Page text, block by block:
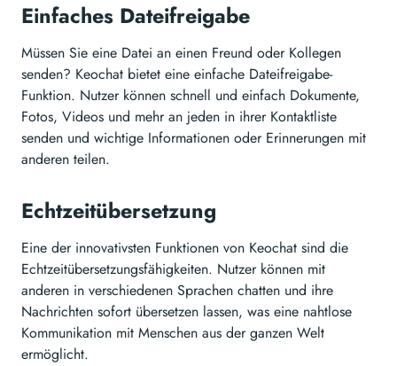
Einfaches Dateifreigabe
Müssen Sie eine Datei an einen Freund oder Kollegen
senden? Keochat bietet eine einfache Dateifreigabe-
Funktion. Nutzer können schnell und einfach Dokumente,
Fotos, Videos und mehr an jeden in ihrer Kontaktliste
senden und wichtige Informationen oder Erinnerungen mit
anderen teilen.
Echtzeitübersetzung
Eine der innovativsten Funktionen von Keochat sind die
Echtzeitübersetzungsfähigkeiten. Nutzer können mit
anderen in verschiedenen Sprachen chatten und ihre
Nachrichten sofort übersetzen lassen, was eine nahtlose
Kommunikation mit Menschen aus der ganzen Welt
ermöglicht.